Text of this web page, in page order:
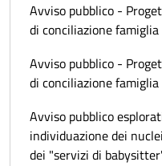
Avviso pubblico -
di conciliazione
Avviso pubblico -
di conciliazione
Avviso pubblico
individuazione dei
dei "servizi di